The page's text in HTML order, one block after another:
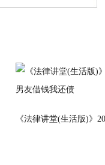
《法律讲堂(生活版)》